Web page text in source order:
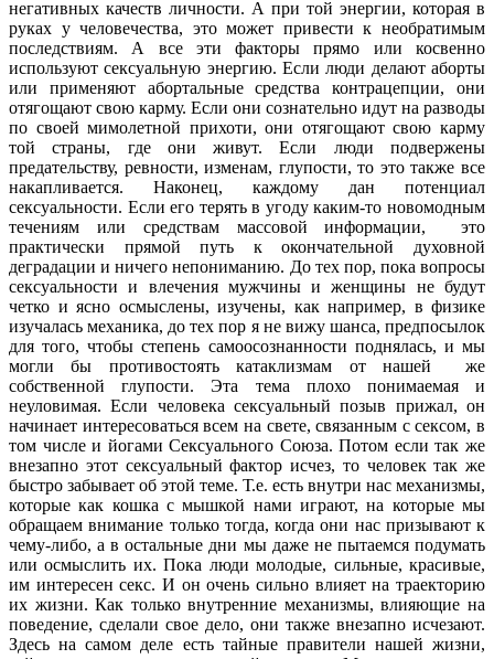
негативных качеств личности. А при той энергии, которая в
руках у человечества, это может привести к необратимым
последствиям. А все эти факторы прямо или косвенно
используют сексуальную энергию. Если люди делают аборты
или применяют абортальные средства контрацепции, они
отягощают свою карму. Если они сознательно идут на разводы
по своей мимолетной прихоти, они отягощают свою карму
той страны, где они живут. Если люди подвержены
предательству, ревности, изменам, глупости, то это также все
накапливается. Наконец, каждому дан потенциал
сексуальности. Если его терять в угоду каким-то новомодным
течениям или средствам массовой информации,
это
практически прямой путь к окончательной духовной
деградации и ничего непониманию. До тех пор, пока вопросы
сексуальности и влечения мужчины и женщины не будут
четко и ясно осмыслены, изучены, как например, в физике
изучалась механика, до тех пор я не вижу шанса, предпосылок
для того, чтобы степень самоосознанности поднялась, и мы
могли бы противостоять катаклизмам от нашей
же
собственной глупости. Эта тема плохо понимаемая и
неуловимая. Если человека сексуальный позыв прижал, он
начинает интересоваться всем на свете, связанным с сексом, в
том числе и йогами Сексуального Союза. Потом если так же
внезапно этот сексуальный фактор исчез, то человек так же
быстро забывает об этой теме. Т.е. есть внутри нас механизмы,
которые как кошка с мышкой нами играют, на которые мы
обращаем внимание только тогда, когда они нас призывают к
чему-либо, а в остальные дни мы даже не пытаемся подумать
или осмыслить их. Пока люди молодые, сильные, красивые,
им интересен секс. И он очень сильно влияет на траекторию
их жизни. Как только внутренние механизмы, влияющие на
поведение, сделали свое дело, они также внезапно исчезают.
Здесь на самом деле есть тайные правители нашей жизни,